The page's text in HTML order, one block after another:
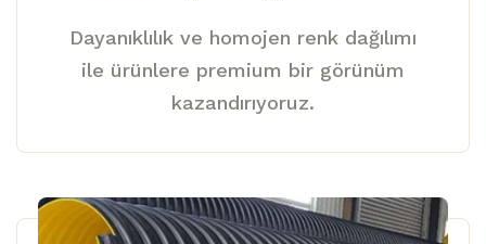
Dayanıklılık ve homojen renk dağılımı
ile ürünlere premium bir görünüm
kazandırıyoruz.